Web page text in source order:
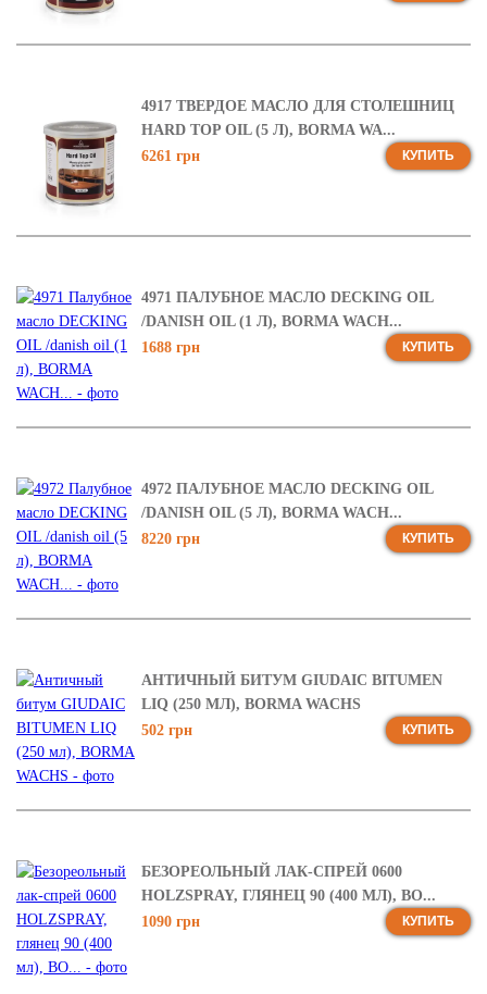
4917 ТВЕРДОЕ МАСЛО ДЛЯ СТОЛЕШНИЦ
HARD TOP OIL (5 Л), BORMA WA...
6261 грн
КУПИТЬ
4971 ПАЛУБНОЕ МАСЛО DECKING OIL
/DANISH OIL (1 Л), BORMA WACH...
1688 грн
КУПИТЬ
4972 ПАЛУБНОЕ МАСЛО DECKING OIL
/DANISH OIL (5 Л), BORMA WACH...
8220 грн
КУПИТЬ
АНТИЧНЫЙ БИТУМ GIUDAIC BITUMEN
LIQ (250 МЛ), BORMA WACHS
502 грн
КУПИТЬ
БЕЗОРЕОЛЬНЫЙ ЛАК-СПРЕЙ 0600
HOLZSPRAY, ГЛЯНЕЦ 90 (400 МЛ), BO...
1090 грн
КУПИТЬ